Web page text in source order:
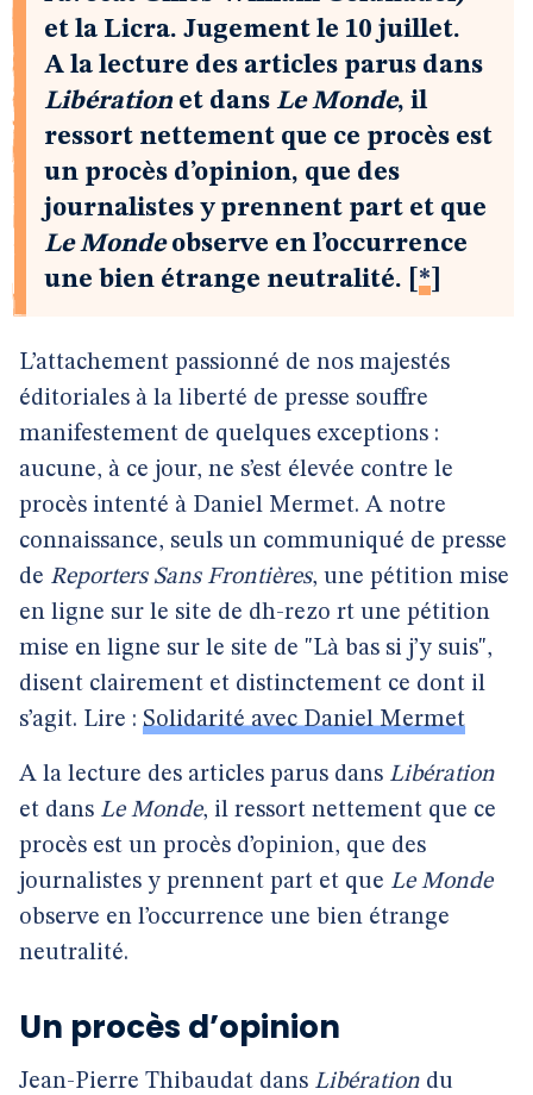
et la Licra. Jugement le 10 juillet.
A la lecture des articles parus dans
Libération et dans Le Monde, il
ressort nettement que ce procès est
un procès d’opinion, que des
journalistes y prennent part et que
Le Mondeobserve en l’occurrence
une bien étrange neutralité.
*
L’attachement passionné de nos majestés
éditoriales à la liberté de presse souffre
manifestement de quelques exceptions :
aucune, à ce jour, ne s’est élevée contre le
procès intenté à Daniel Mermet. A notre
connaissance, seuls un communiqué de presse
de Reporters Sans Frontières, une pétition mise
en ligne sur le site de dh-rezo rt une pétition
mise en ligne sur le site de "Là bas si j’y suis",
disent clairement et distinctement ce dont il
s’agit. Lire : Solidarité avec Daniel Mermet
A la lecture des articles parus dans Libération
et dans Le Monde, il ressort nettement que ce
procès est un procès d’opinion, que des
journalistes y prennent part et que Le Monde
observe en l’occurrence une bien étrange
neutralité.
Un procès d’opinion
Jean-Pierre Thibaudat dans Libération du